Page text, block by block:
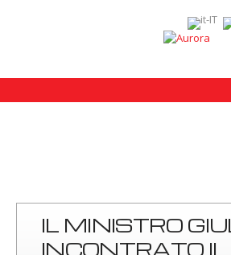
IL MINISTRO
INCONTRATO IL